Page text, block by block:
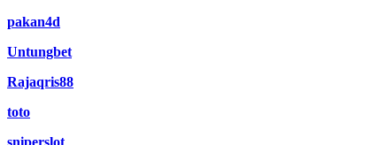
pakan4d
Untungbet
Rajaqris88
toto
sniperslot